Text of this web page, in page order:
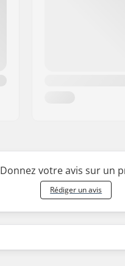
Donnez votre avis sur un
Rédiger un avis